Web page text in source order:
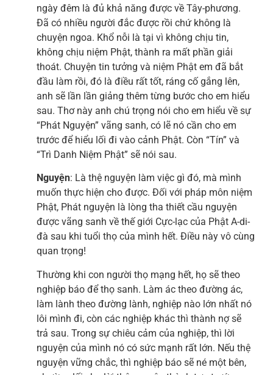
ngày đêm là đủ khả năng được về Tây-phương.
Đã có nhiều người đắc được rồi chứ không là
chuyện ngoa. Khổ nỗi là tại vì không chịu tin,
không chịu niệm Phật, thành ra mất phần giải
thoát. Chuyện tin tưởng và niệm Phật em đã bắt
đầu làm rồi, đó là điều rất tốt, ráng cố gắng lên,
anh sẽ lần lần giảng thêm từng bước cho em hiểu
sau. Thơ này anh chú trọng nói cho em hiểu về sự
“Phát Nguyện” vãng sanh, có lẽ nó cần cho em
trước để hiểu lối đi vào cảnh Phật. Còn “Tín” và
“Trì Danh Niệm Phật” sẽ nói sau.
Nguyện: Là thệ nguyện làm việc gì đó, mà mình
muốn thực hiện cho được. Đối với pháp môn niệm
Phật, Phát nguyện là lòng tha thiết cầu nguyện
được vãng sanh về thế giới Cực-lạc của Phật A-di-
đà sau khi tuổi thọ của mình hết. Điều này vô cùng
quan trọng!
Thường khi con người thọ mạng hết, họ sẽ theo
nghiệp báo để thọ sanh. Làm ác theo đường ác,
làm lành theo đường lành, nghiệp nào lớn nhất nó
lôi mình đi, còn các nghiệp khác thì thành nợ sẽ
trả sau. Trong sự chiêu cảm của nghiệp, thì lời
nguyện của mình nó có sức mạnh rất lớn. Nếu thệ
nguyện vững chắc, thì nghiệp báo sẽ né một bên,